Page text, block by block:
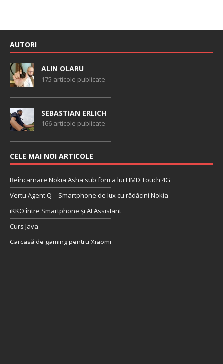
AUTORI
ALIN OLARU
175 articole publicate
SEBASTIAN ERLICH
166 articole publicate
CELE MAI NOI ARTICOLE
Reîncarnare Nokia Asha sub forma lui HMD Touch 4G
Vertu Agent Q – Smartphone de lux cu rădăcini Nokia
iKKO între Smartphone și AI Assistant
Curs Java
Carcasă de gaming pentru Xiaomi